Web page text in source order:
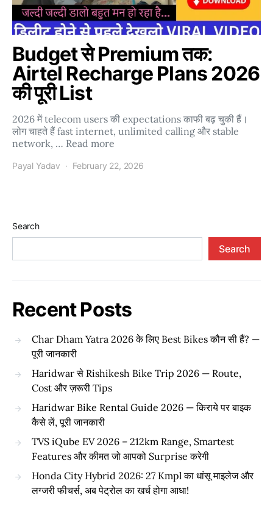
Budget से Premium तक:
Airtel Recharge Plans 2026
की पूरी List
2026 में telecom users की expectations काफी बढ़ चुकी हैं।
लोग चाहते हैं fast internet, unlimited calling और stable
network, … Read more
Payal Yadav February 22, 2026
Search
Search
Recent Posts
Char Dham Yatra 2026 के लिए Best Bikes कौन सी हैं? —
पूरी जानकारी
Haridwar से Rishikesh Bike Trip 2026 — Route,
Cost और ज़रूरी Tips
Haridwar Bike Rental Guide 2026 — किराये पर बाइक
कैसे लें, पूरी जानकारी
TVS iQube EV 2026 – 212km Range, Smartest
Features और कीमत जो आपको Surprise करेगी
Honda City Hybrid 2026: 27 Kmpl का धांसू माइलेज और
लग्जरी फीचर्स, अब पेट्रोल का खर्च होगा आधा!